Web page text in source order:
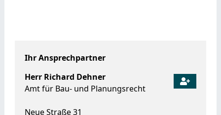
Ihr Ansprechpartner
Herr Richard Dehner
Amt für Bau- und Planungsrecht
Neue Straße 31